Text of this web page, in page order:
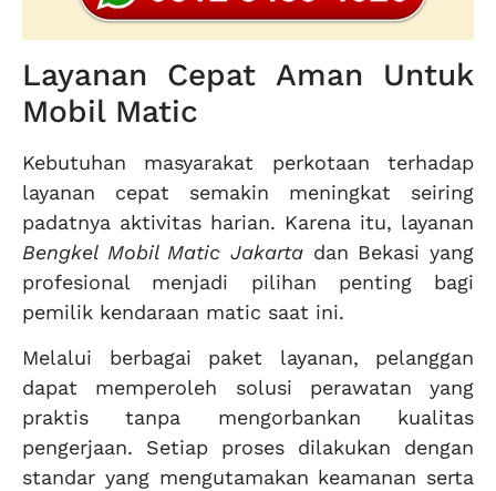
Layanan Cepat Aman Untuk
Mobil Matic
Kebutuhan masyarakat perkotaan terhadap
layanan cepat semakin meningkat seiring
padatnya aktivitas harian. Karena itu, layanan
Bengkel Mobil Matic Jakarta dan Bekasi yang
profesional menjadi pilihan penting bagi
pemilik kendaraan matic saat ini.
Melalui berbagai paket layanan, pelanggan
dapat memperoleh solusi perawatan yang
praktis tanpa mengorbankan kualitas
pengerjaan. Setiap proses dilakukan dengan
standar yang mengutamakan keamanan serta